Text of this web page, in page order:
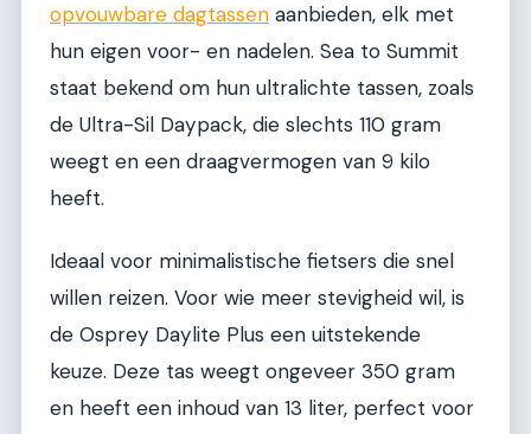
opvouwbare dagtassen aanbieden, elk met
hun eigen voor- en nadelen. Sea to Summit
staat bekend om hun ultralichte tassen, zoals
de Ultra-Sil Daypack, die slechts 110 gram
weegt en een draagvermogen van 9 kilo
heeft.
Ideaal voor minimalistische fietsers die snel
willen reizen. Voor wie meer stevigheid wil, is
de Osprey Daylite Plus een uitstekende
keuze. Deze tas weegt ongeveer 350 gram
en heeft een inhoud van 13 liter, perfect voor